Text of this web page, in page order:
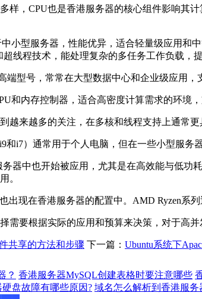
样，CPU也是香港服务器的核心组件影响其
小型服务器，性能优异，适合轻量级应用和
线程技术，能处理复杂的多任务工作负载，
端型号，常常在大型数据中心和企业级应用
和内存控制器，适合高密度计算需求的环境
越来越多的关注，在多核和线程支持上通常
和i7）通常用于个人电脑，但在一些小型服务
器中也开始被应用，尤其是在高效能与低功
。
出现在香港服务器的配置中。AMD Ryzen系
需要根据实际的应用和预算来决策，对于高
共享的方法和步骤 下一篇： Ubuntu系统下
？ 香港服务器MySQL创建表格时要注意哪些
盘故障有哪些原因? 域名怎么解析到香港服务